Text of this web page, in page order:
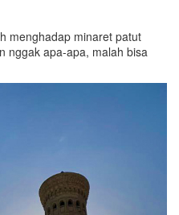
menghadap minaret patut
nggak apa-apa, malah bisa